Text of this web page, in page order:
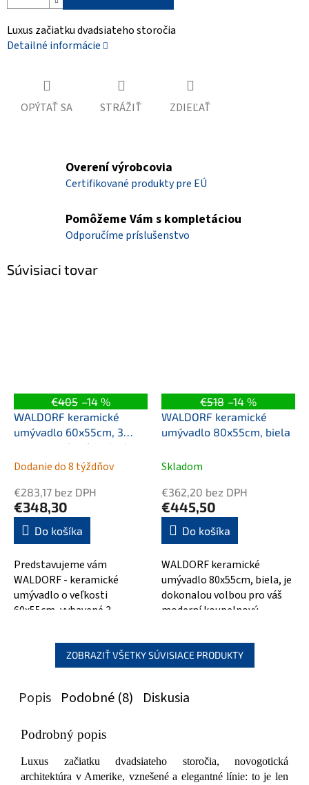
Luxus začiatku dvadsiateho storočia
Detailné informácie
OPÝTAŤ SA STRÁŽIŤ ZDIEĽAŤ
Overení výrobcovia
Certifikované produkty pre EÚ
Pomôžeme Vám s kompletáciou
Odporučíme príslušenstvo
Súvisiaci tovar
€405 –14 %
WALDORF keramické
umývadlo 60x55cm, 3
otvory pre batériu, biela
Dodanie do 8 týždňov
€283,17 bez DPH
€348,30
Do košíka
Predstavujeme vám
WALDORF - keramické
umývadlo o veľkosti
60x55cm, vybavené 3
elegantný dizajn a biela
€518 –14 %
WALDORF keramické
umývadlo 80x55cm, biela
Skladom
€362,20 bez DPH
€445,50
Do košíka
WALDORF keramické
umývadlo 80x55cm, biela, je
dokonalou volbou pro váš
moderní koupelnový
kvalitním...
ZOBRAZIŤ VŠETKY SÚVISIACE PRODUKTY
Popis Podobné (8) Diskusia
Podrobný popis
Luxus začiatku dvadsiateho storočia, novogotická
architektúra v Amerike, vznešené a elegantné línie: to je len